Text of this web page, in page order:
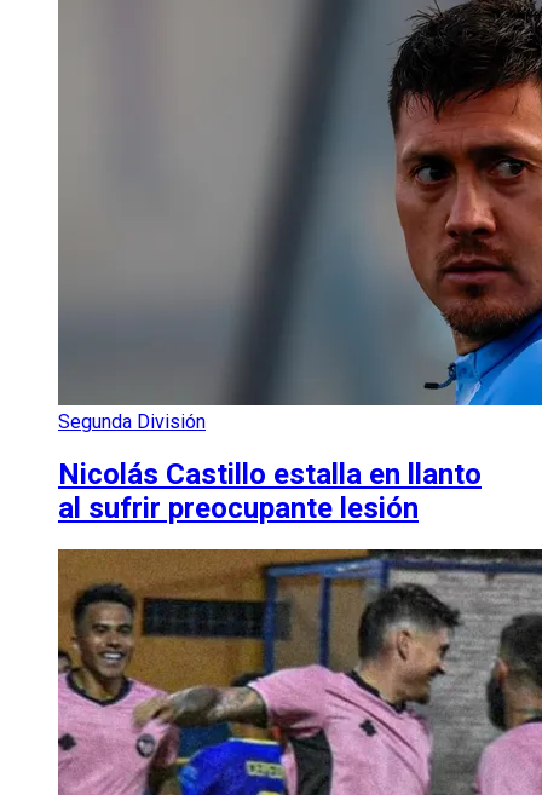
Segunda División
Nicolás Castillo estalla en llanto
al sufrir preocupante lesión